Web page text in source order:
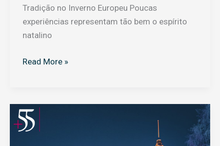
Tradição no Inverno Europeu Poucas
experiências representam tão bem o espírito
natalino
Read More »
Natal
na